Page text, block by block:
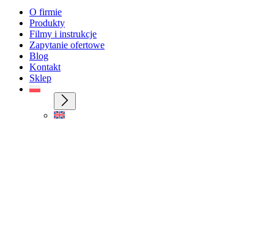
O firmie
Produkty
Filmy i instrukcje
Zapytanie ofertowe
Blog
Kontakt
Sklep